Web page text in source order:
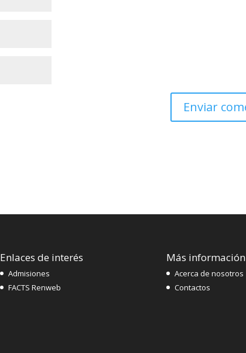
Enlaces de interés
Admisiones
FACTS Renweb
Más información
Acerca de nosotros
Contactos